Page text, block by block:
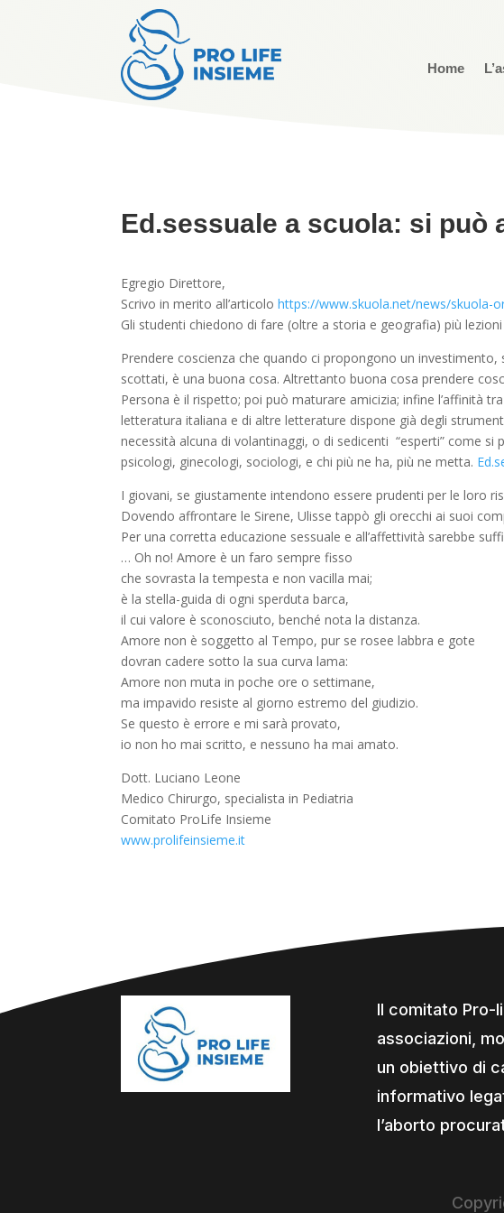
Home
Ed.sessuale a scuola: si può
Egregio Direttore,
Scrivo in merito all’articolohttps://www.skuola.net/news/skuola-
Gli studenti chiedono di fare (oltre a storia e geografia) più
Prendere coscienza che quando ci propongono un
scottati, è una buona cosa. Altrettanto buona cosa prendere
Persona è il rispetto; poi può maturare amicizia; infine l’affinità
letteratura italiana e di altre letterature dispone già degli
necessità alcuna di volantinaggi, o di sedicenti “esperti” come
psicologi, ginecologi, sociologi, e chi più ne ha, più ne metta.
I giovani, se giustamente intendono essere prudenti per le loro
Dovendo affrontare le Sirene, Ulisse tappò gli orecchi ai suoi
Per una corretta educazione sessuale e all’affettività sarebbe
… Oh no! Amore è un faro sempre fisso
che sovrasta la tempesta e non vacilla mai;
è la stella-guida di ogni sperduta barca,
il cui valore è sconosciuto, benché nota la distanza.
Amore non è soggetto al Tempo, pur se rosee labbra e gote
dovran cadere sotto la sua curva lama:
Amore non muta in poche ore o settimane,
ma impavido resiste al giorno estremo del giudizio.
Se questo è errore e mi sarà provato,
io non ho mai scritto, e nessuno ha mai amato.
Dott. Luciano Leone
Medico Chirurgo, specialista in Pediatria
Comitato ProLife Insieme
www.prolifeinsieme.it
Il comitato Pro-
associazioni,
un obiettivo di
informativo
l’aborto